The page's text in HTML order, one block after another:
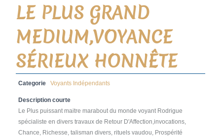
LE PLUS GRAND
MEDIUM,VOYANCE
SÉRIEUX HONNÊTE
Categorie Voyants Indépendants
Description courte
Le Plus puissant maitre marabout du monde voyant Rodrigue
spécialiste en divers travaux de Retour D'Affection,invocations,
Chance, Richesse, talisman divers, rituels vaudou, Prospérité